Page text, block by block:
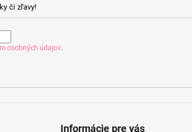
či zľavy!
osobných údajov.
Informácie pre vás